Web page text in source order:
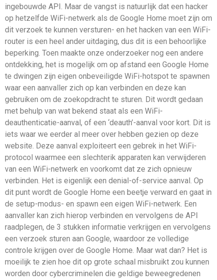
ingebouwde API. Maar de vangst is natuurlijk dat een hacker
op hetzelfde WiFi-netwerk als de Google Home moet zijn om
dit verzoek te kunnen versturen- en het hacken van een WiFi-
router is een heel ander uitdaging, dus dit is een behoorlijke
beperking. Toen maakte onze onderzoeker nog een andere
ontdekking, het is mogelijk om op afstand een Google Home
te dwingen zijn eigen onbeveiligde WiFi-hotspot te spawnen
waar een aanvaller zich op kan verbinden en deze kan
gebruiken om de zoekopdracht te sturen. Dit wordt gedaan
met behulp van wat bekend staat als een WiFi-
deauthenticatie-aanval, of een ‘deauth’-aanval voor kort. Dit is
iets waar we eerder al meer over hebben gezien op deze
website. Deze aanval exploiteert een gebrek in het WiFi-
protocol waarmee een slechterik apparaten kan verwijderen
van een WiFi-netwerk en voorkomt dat ze zich opnieuw
verbinden. Het is eigenlijk een denial-of-service aanval. Op
dit punt wordt de Google Home een beetje verward en gaat in
de setup-modus- en spawn een eigen WiFi-netwerk. Een
aanvaller kan zich hierop verbinden en vervolgens de API
raadplegen, de 3 stukken informatie verkrijgen en vervolgens
een verzoek sturen aan Google, waardoor ze volledige
controle krijgen over de Google Home. Maar wat dan? Het is
moeilijk te zien hoe dit op grote schaal misbruikt zou kunnen
worden door cybercriminelen die geldige beweegredenen